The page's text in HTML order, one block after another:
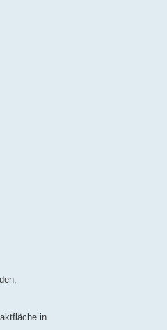
in